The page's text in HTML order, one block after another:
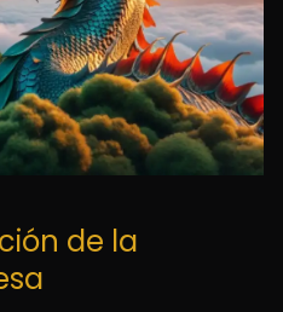
de la